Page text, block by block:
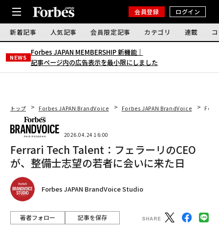
会員登録 ログイン
新着記事 人気記事 会員限定記事 カテゴリ 連載
NEWS
Forbes JAPAN MEMBERSHIP 新機能｜
記事ページ内の広告表示を最小限にしました
トップ Forbes JAPAN BrandVoice Forbes JAPAN BrandVoice
2026.04.24 16:00
Ferrari Tech Talent：フェラーリのCEO
が、整備士志望の若者に会いに来た日
Forbes JAPAN BrandVoice Studio
著者フォロー 記事を保存